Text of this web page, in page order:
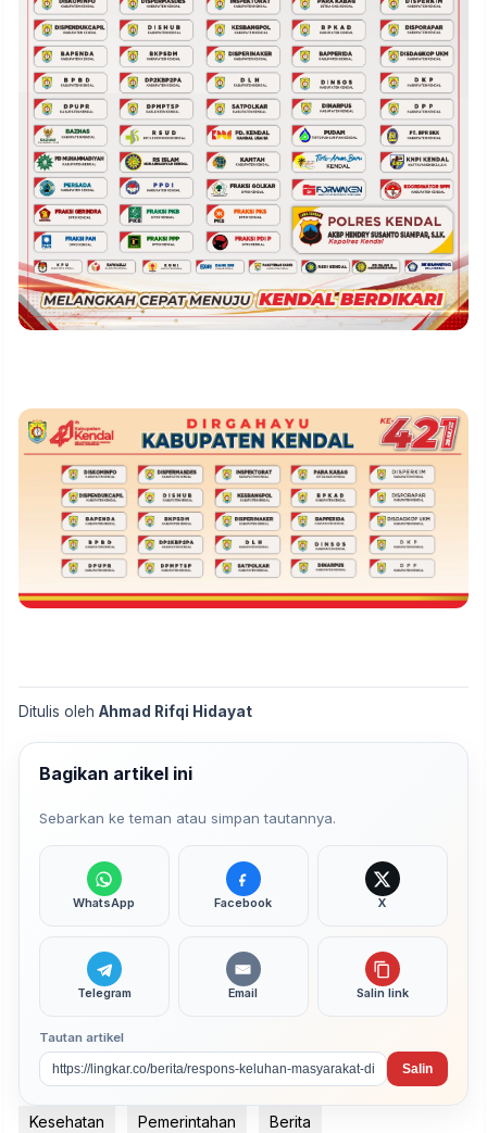
Ditulis oleh Ahmad Rifqi Hidayat
Bagikan artikel ini
Sebarkan ke teman atau simpan tautannya.
WhatsApp Facebook X
Telegram Email Salin link
Tautan artikel
Salin
Kesehatan Pemerintahan Berita